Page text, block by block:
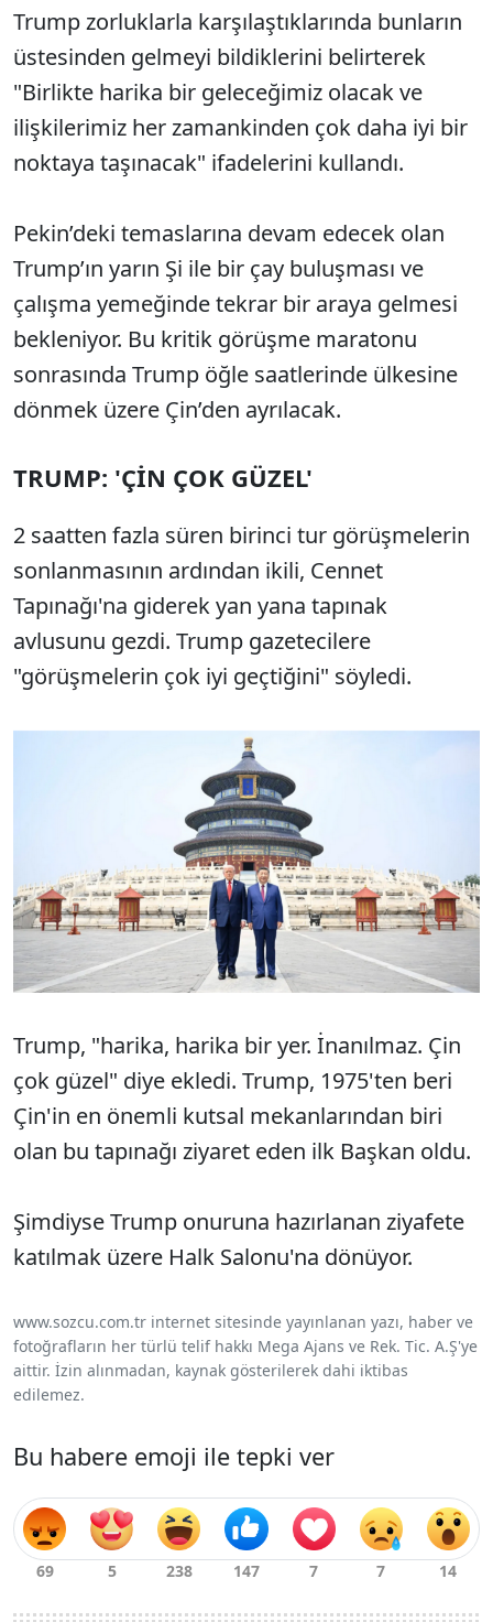
Trump zorluklarla karşılaştıklarında bunların
üstesinden gelmeyi bildiklerini belirterek
"Birlikte harika bir geleceğimiz olacak ve
ilişkilerimiz her zamankinden çok daha iyi bir
noktaya taşınacak" ifadelerini kullandı.
Pekin’deki temaslarına devam edecek olan
Trump’ın yarın Şi ile bir çay buluşması ve
çalışma yemeğinde tekrar bir araya gelmesi
bekleniyor. Bu kritik görüşme maratonu
sonrasında Trump öğle saatlerinde ülkesine
dönmek üzere Çin’den ayrılacak.
TRUMP: 'ÇİN ÇOK GÜZEL'
2 saatten fazla süren birinci tur görüşmelerin
sonlanmasının ardından ikili, Cennet
Tapınağı'na giderek yan yana tapınak
avlusunu gezdi. Trump gazetecilere
"görüşmelerin çok iyi geçtiğini" söyledi.
Trump, "harika, harika bir yer. İnanılmaz. Çin
çok güzel" diye ekledi. Trump, 1975'ten beri
Çin'in en önemli kutsal mekanlarından biri
olan bu tapınağı ziyaret eden ilk Başkan oldu.
Şimdiyse Trump onuruna hazırlanan ziyafete
katılmak üzere Halk Salonu'na dönüyor.
www.sozcu.com.tr internet sitesinde yayınlanan yazı, haber ve
fotoğrafların her türlü telif hakkı Mega Ajans ve Rek. Tic. A.Ş'ye
aittir. İzin alınmadan, kaynak gösterilerek dahi iktibas
edilemez.
Bu habere emoji ile tepki ver